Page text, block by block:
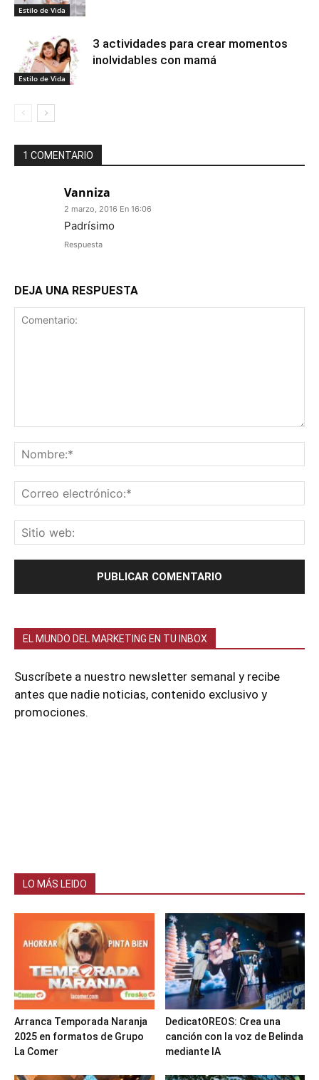
Estilo de Vida
Estilo de Vida
3 actividades para crear momentos
inolvidables con mamá
1 COMENTARIO
Vanniza
2 marzo, 2016 En 16:06
Padrísimo
Respuesta
DEJA UNA RESPUESTA
EL MUNDO DEL MARKETING EN TU INBOX
Suscríbete a nuestro newsletter semanal y recibe
antes que nadie noticias, contenido exclusivo y
promociones.
LO MÁS LEIDO
Arranca Temporada Naranja
2025 en formatos de Grupo
La Comer
DedicatOREOS: Crea una
canción con la voz de Belinda
mediante IA